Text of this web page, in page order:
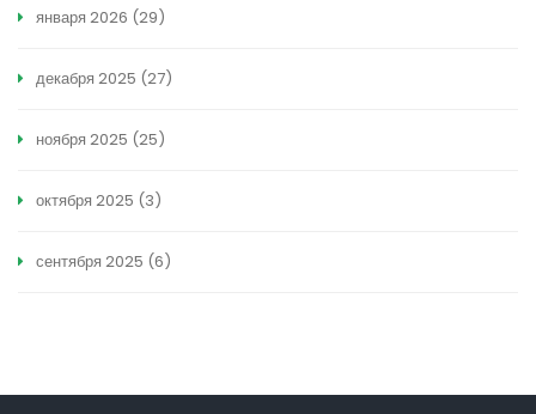
января 2026 (29)
декабря 2025 (27)
ноября 2025 (25)
октября 2025 (3)
сентября 2025 (6)